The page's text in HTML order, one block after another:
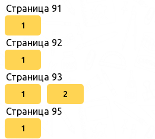
Страница 91
1
Страница 92
1
Страница 93
1 2
Страница 95
1